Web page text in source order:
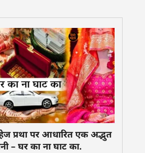
प्रथा पर आधारित एक अद्भुत
– घर का ना घाट का.